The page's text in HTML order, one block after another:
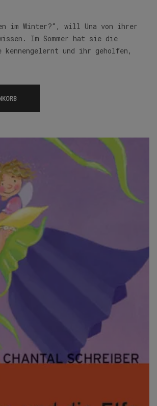
im Winter?“, will Una von ihrer
Im Sommer hat sie die
und ihr geholfen,